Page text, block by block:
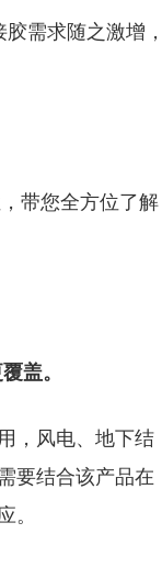
需求随之激增
带您全方位了解
盖。
，风电、地下结
要结合该产品在
。